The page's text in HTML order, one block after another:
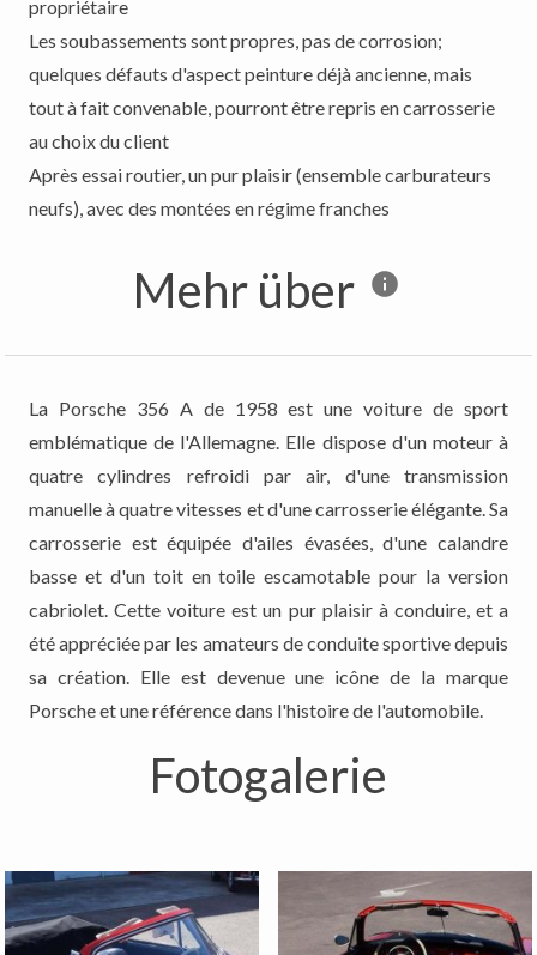
propriétaire
Les soubassements sont propres, pas de corrosion;
quelques défauts d'aspect peinture déjà ancienne, mais
tout à fait convenable, pourront être repris en carrosserie
au choix du client
Après essai routier, un pur plaisir (ensemble carburateurs
Mehr über
La Porsche 356 A de 1958 est une voiture de sport
emblématique de l'Allemagne. Elle dispose d'un moteur à
quatre cylindres refroidi par air, d'une transmission
manuelle à quatre vitesses et d'une carrosserie élégante. Sa
carrosserie est équipée d'ailes évasées, d'une calandre
basse et d'un toit en toile escamotable pour la version
cabriolet. Cette voiture est un pur plaisir à conduire, et a
été appréciée par les amateurs de conduite sportive depuis
sa création. Elle est devenue une icône de la marque
Porsche et une référence dans l'histoire de l'automobile.
Fotogalerie